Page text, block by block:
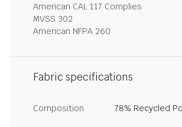
American CAL 117 Complies
MVSS 302
American NFPA 260
Fabric specifications
Composition
78% Recycled